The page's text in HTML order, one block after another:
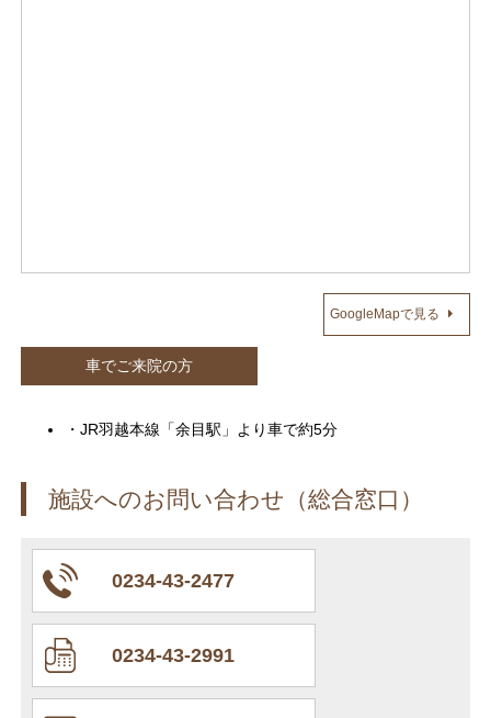
GoogleMapで見る
車でご来院の方
・JR羽越本線「余目駅」より車で約5分
施設へのお問い合わせ（総合窓口）
0234-43-2477
0234-43-2991